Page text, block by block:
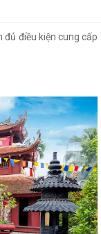
điều kiện cung cấp
cho các cơ quan,
số 295/2026/NĐ-
Văn phòng Chính
của Chính phủ quy